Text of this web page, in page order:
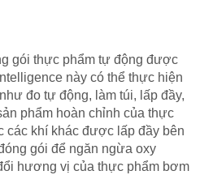
gói thực phẩm tự động được
này có thể thực hiện
đo tự động, làm túi, lấp đầy,
phẩm hoàn chỉnh của thực
các khí khác được lấp đầy bên
gói để ngăn ngừa oxy
hương vị của thực phẩm bơm